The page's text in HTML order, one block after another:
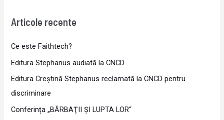
Articole recente
Ce este Faithtech?
Editura Stephanus audiată la CNCD
Editura Creștină Stephanus reclamată la CNCD pentru
discriminare
Conferința „BĂRBAŢII ŞI LUPTA LOR“